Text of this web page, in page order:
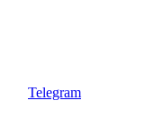
Telegram